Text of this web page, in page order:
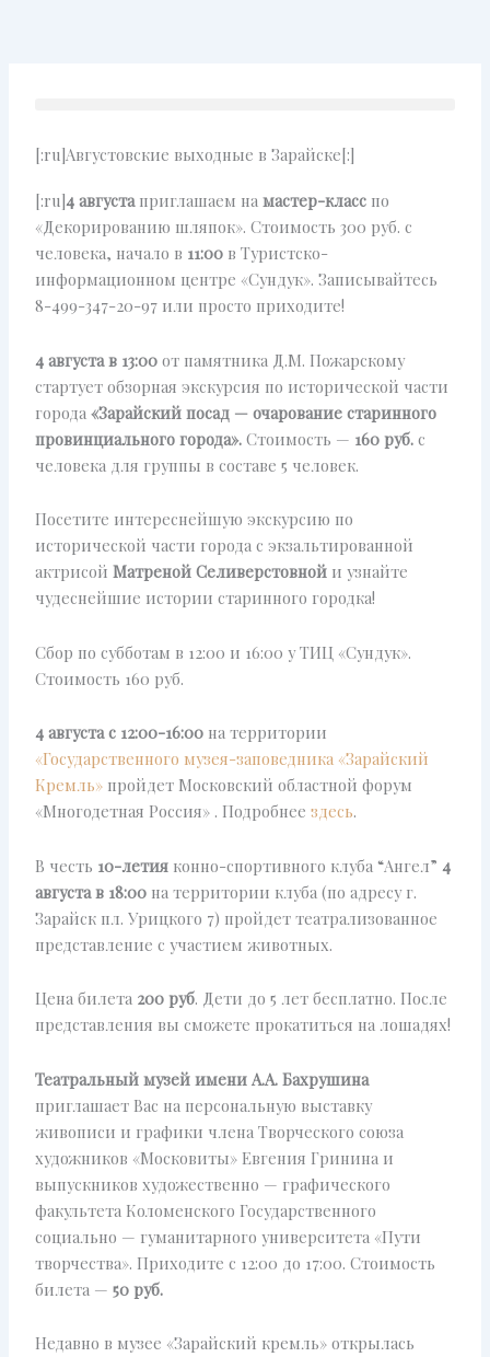
[:ru]Августовские выходные в Зарайске[:]
[:ru]4 августа приглашаем на мастер-класс по
«Декорированию шляпок». Стоимость 300 руб. с
человека, начало в 11:00 в Туристско-
информационном центре «Сундук». Записывайтесь
8-499-347-20-97 или просто приходите!
4 августа в 13:00 от памятника Д.М. Пожарскому
стартует обзорная экскурсия по исторической части
города«Зарайский посад — очарование старинного
провинциального города».Стоимость — 160 руб. с
человека для группы в составе 5 человек.
Посетите интереснейшую экскурсию по
исторической части города с экзальтированной
актрисойМатреной Селиверстовной и узнайте
чудеснейшие истории старинного городка!
Сбор по субботам в 12:00 и 16:00 у ТИЦ «Сундук».
Стоимость 160 руб.
4 августас 12:00-16:00 на территории
«Государственного музея-заповедника «Зарайский
Кремль» пройдет Московский областной форум
«Многодетная Россия» . Подробнее здесь.
В честь 10-летия конно-спортивного клуба “Ангел”4
августа в 18:00 на территории клуба (по адресу г.
Зарайск пл. Урицкого 7) пройдет театрализованное
представление с участием животных.
Цена билета 200 руб. Дети до 5 лет бесплатно. После
представления вы сможете прокатиться на лошадях!
Театральный музей имени А.А. Бахрушина
приглашает Вас на персональную выставку
живописи и графики члена Творческого союза
художников «Московиты» Евгения Гринина и
выпускников художественно — графического
факультета Коломенского Государственного
социально — гуманитарного университета «Пути
творчества». Приходите с 12:00 до 17:00. Стоимость
билета —50 руб.
Недавно в музее «Зарайский кремль» открылась